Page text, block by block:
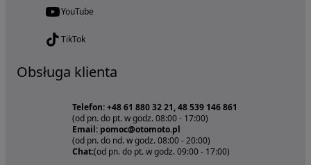
YouTube
TikTok
Obsługa klienta
Telefon: +48 61 880 32 21, 48 539 146 861
(od pn. do pt. w godz. 08:00 - 17:00)
Email: pomoc@otomoto.pl
(od pn. do nd. w godz. 08:00 - 20:00)
Chat:(od pn. do pt. w godz. 09:00 - 17:00)